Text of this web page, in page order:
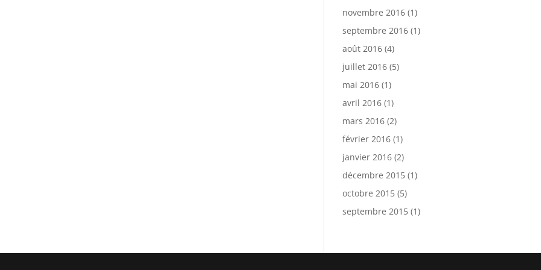
novembre 2016 (1)
septembre 2016 (1)
août 2016 (4)
juillet 2016 (5)
mai 2016 (1)
avril 2016 (1)
mars 2016 (2)
février 2016 (1)
janvier 2016 (2)
décembre 2015 (1)
octobre 2015 (5)
septembre 2015 (1)